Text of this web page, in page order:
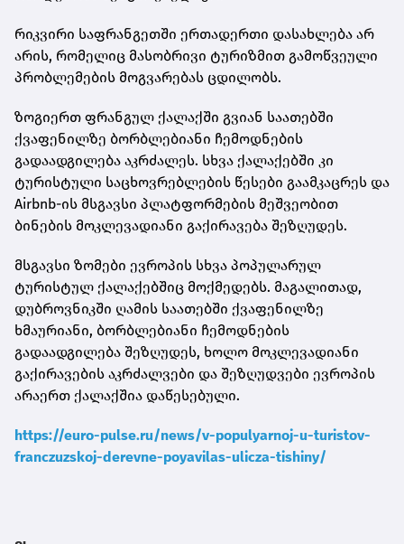
რიკვირი საფრანგეთში ერთადერთი დასახლება არ
არის, რომელიც მასობრივი ტურიზმით გამოწვეული
პრობლემების მოგვარებას ცდილობს.
ზოგიერთ ფრანგულ ქალაქში გვიან საათებში
ქვაფენილზე ბორბლებიანი ჩემოდნების
გადაადგილება აკრძალეს. სხვა ქალაქებში კი
ტურისტული საცხოვრებლების წესები გაამკაცრეს და
Airbnb-ის მსგავსი პლატფორმების მეშვეობით
ბინების მოკლევადიანი გაქირავება შეზღუდეს.
მსგავსი ზომები ევროპის სხვა პოპულარულ
ტურისტულ ქალაქებშიც მოქმედებს. მაგალითად,
დუბროვნიკში ღამის საათებში ქვაფენილზე
ხმაურიანი, ბორბლებიანი ჩემოდნების
გადაადგილება შეზღუდეს, ხოლო მოკლევადიანი
გაქირავების აკრძალვები და შეზღუდვები ევროპის
არაერთ ქალაქშია დაწესებული.
https://euro-pulse.ru/news/v-populyarnoj-u-turistov-
franczuzskoj-derevne-poyavilas-ulicza-tishiny/